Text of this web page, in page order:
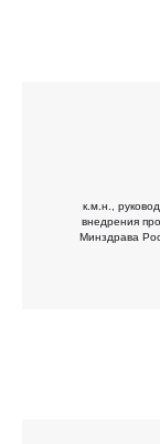
к.м.н.,
внедрения
Минздрава